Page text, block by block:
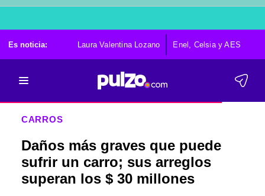
Es noticia: Laura Valentina Lozano Enel, Celsia y AES
CARROS
Daños más graves que puede
sufrir un carro; sus arreglos
superan los $ 30 millones